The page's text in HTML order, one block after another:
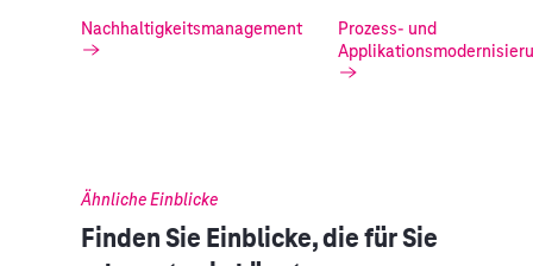
Nachhaltigkeitsmanagement
Prozess- und
Ähnliche Einblicke
Finden Sie Einblicke, die für Sie